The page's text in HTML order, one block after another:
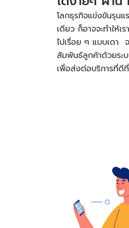
โลกธุรกิจแข่งขันรุน
เดียว ก็อาจจะทำให้
ไปเรื่อย ๆ แบบเดา
สัมพันธ์ลูกค้าด้วยระ
เพื่อส่งต่อบริการที่ดี